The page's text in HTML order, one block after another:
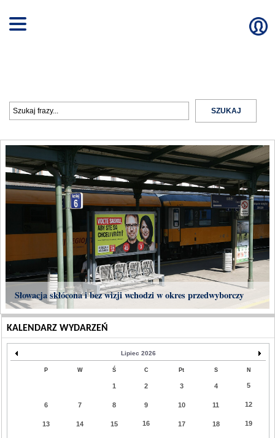
Słowacja skłócona i bez wizji wchodzi w okres przedwyborczy
KALENDARZ WYDARZEŃ
Lipiec 2026
P W Ś C Pt S N
1 2 3 4 5
6 7 8 9 10 11 12
13 14 15 16 17 18 19